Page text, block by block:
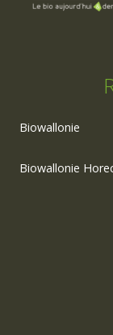
Biowallonie
Biowallonie